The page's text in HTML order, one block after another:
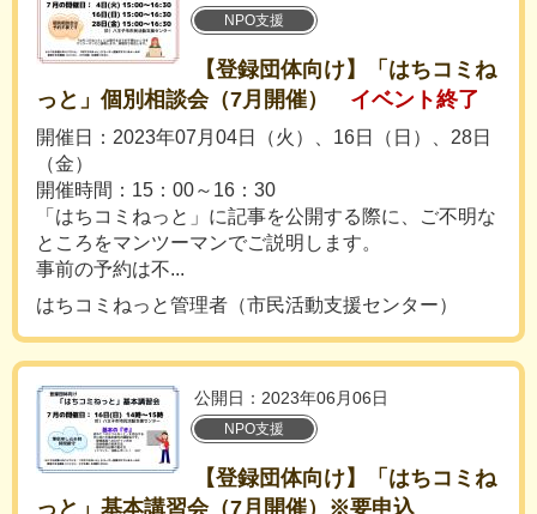
NPO支援
【登録団体向け】「はちコミね
っと」個別相談会（7月開催）
イベント終了
開催日：2023年07月04日（火）、16日（日）、28日
（金）
開催時間：15：00～16：30
「はちコミねっと」に記事を公開する際に、ご不明な
ところをマンツーマンでご説明します。
事前の予約は不...
はちコミねっと管理者（市民活動支援センター）
公開日：2023年06月06日
NPO支援
【登録団体向け】「はちコミね
っと」基本講習会（7月開催）※要申込